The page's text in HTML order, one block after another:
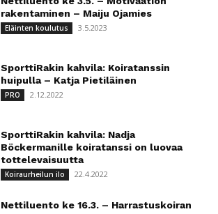
rakentaminen – Maiju Ojamies
Eläinten koulutus 3.5.2023
SporttiRakin kahvila: Koiratanssin
huipulla – Katja Pietiläinen
PRO 2.12.2022
SporttiRakin kahvila: Nadja
Böckermanille koiratanssi on luovaa
tottelevaisuutta
Koiraurheilun ilo 22.4.2022
Nettiluento ke 16.3. – Harrastuskoiran